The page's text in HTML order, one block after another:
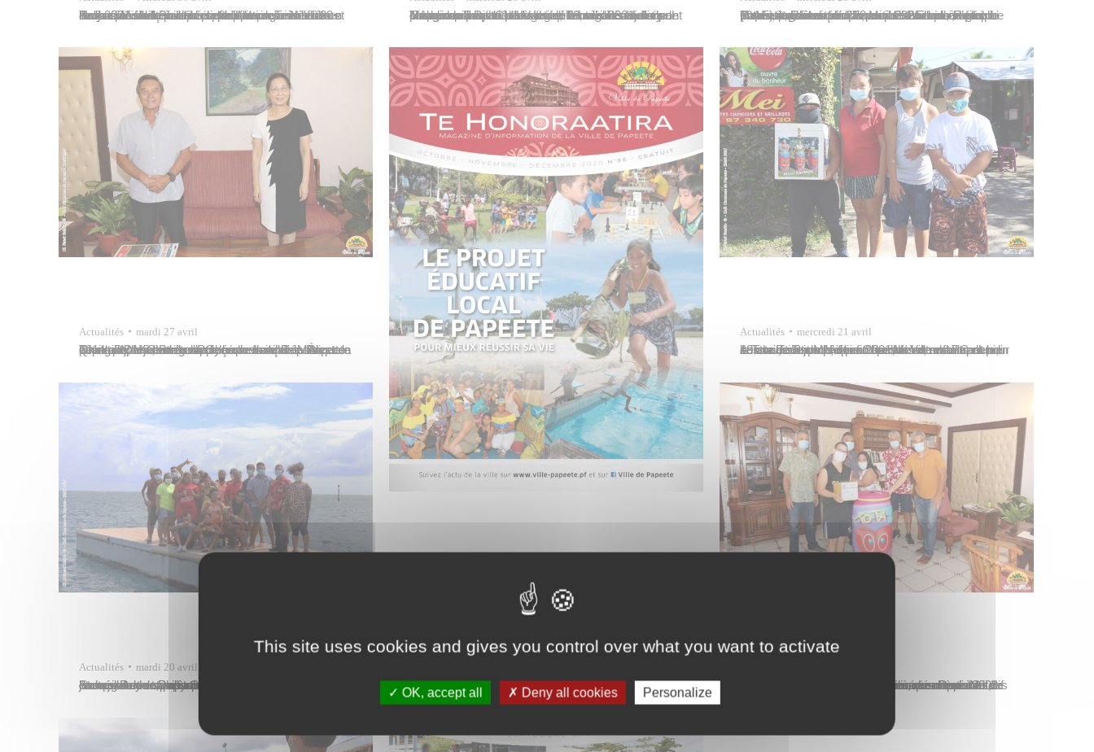
Tavana Michel Buillard participait ce vendredi 30 avril 2021 à une matinée publique organisée dans les jardins de la mairie et dans le centre-ville à l’occasion de la Journée mondiale des mobilités et de l’accessibilité célébrée pour la première fois en Polynésie française par la fédération Te Niu o te Huma présidée par Henriette Kamia,… Une cinquantaine d’élèves de l’école élémentaire Taimoana à Patutoa visitaient le marché municipal Mapuru a Paraita le mercredi 28 avril 2021. Ils y ont été accueillis par Jules Ienfa, neuvième adjoint en charge du marché et Vaihere Tehei, directrice de l’établissement. Cette sortie était organisée dans le cadre des projets pédagogiques, tels les ateliers potagers… Onze stagiaires en convention d’accès à l’emploi (CAE) étaient reçus par Michel Buillard, maire de Papeete, le mercredi 28 avril 2021 dans le fare pote’e de l’hôtel de ville, en présence de Rodolphe Tutairi, président de l’association Emploi, Formation, Insertion. Tavana les a encouragés à poursuivre leurs efforts pour obtenir un emploi stable et pouvoir…
Actualités mardi 27 avril
Tavana Michel Buillard a reçu la visite de Mme Qiang DONG, nouvelle Consule de la République populaire de Chine en Polynésie française. À cette occasion, le maire a rappelé que la ville de Papeete avait toujours entretenu de bonnes relations avec la Chine depuis de très nombreuses années. C’est en 2014 que le jumelage a…
Actualités mercredi 21 avril
A l’occasion de l’édition 2021, la Ville de Papeete, ses habitants et ses entreprises se mobilisent pour le Tota Tour jusqu’à la fin du mois de mai. Ce lundi 19 avril, c’est Mei de « Chez Mei », restaurant bien connu de Taunoa, qui accueillait les enfants du centre de Papa Nui pour leur remettre…
Actualités mardi 20 avril
Steven Rey et Dany Gérard, respectivement conseillers municipaux délégués en charge de la jeunesse et des sports, ont rencontré les jeunes du camp « Ados-sport » le jeudi 15 avril 2021 à l’occasion de sa clôture. Mata Ganahoa, directrice de la jeunesse, des sports et de la cohésion sociale était également présente. Il s’agissait du… Le Tota Tour est une opération à caractère caritatif et solidaire organisée chaque année depuis 2009 par le centre pour jeunes handicapés Papa Nui de Taunoa, dans le cadre des journées mondiales de la trisomie 21. Au fil des années, des centaines, voire des milliers de personnes se sont mobilisées en faveur des actions associées…
This site uses cookies and gives you control over what you want to activate
OK, accept all Deny all cookies Personalize